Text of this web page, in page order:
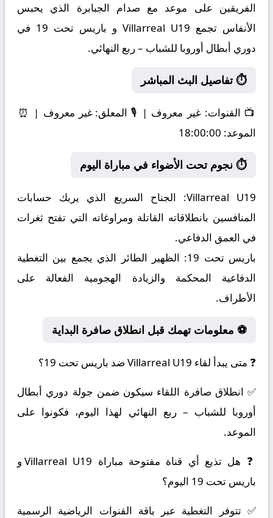
الفريقين على موعد مع صدام الجبابرة الذي يحبس
الأنفاس تجمع Villarreal U19 و باريس تحت 19 في
دوري أبطال أوروبا للشباب – ربع النهائي.
⏱️ تفاصيل البث المباشر
📺 القنوات: غير معروف | 🎙️ المعلق: غير معروف | ⏰
الموعد:
⏱️ نجوم تحت الأضواء في مباراة اليوم
Villarreal U19:
الجناح السريع الذي يربك حسابات
المنافسين بانطلاقاته القاتلة ومراوغاته التي تفتح ثغرات
في العمق الدفاعي.
باريس تحت 19:
الظهير الطائر الذي يجمع بين التغطية
الدفاعية المحكمة والزيادة الهجومية الفعالة على
الأطراف.
⚽ معلومات تهمك قبل انطلاق صافرة البداية
❓ متى يبدأ لقاء Villarreal U19 ضد باريس تحت 19؟
✅ انطلاق صافرة اللقاء سيكون ضمن جولة دوري أبطال
أوروبا للشباب – ربع النهائي لهذا اليوم، فكونوا على
الموعد.
❓ هل تذيع أي قناة مفتوحة مباراة Villarreal U19 و
باريس تحت 19 اليوم؟
✅ تتوفر التغطية عبر باقة القنوات الرياضية الرسمية